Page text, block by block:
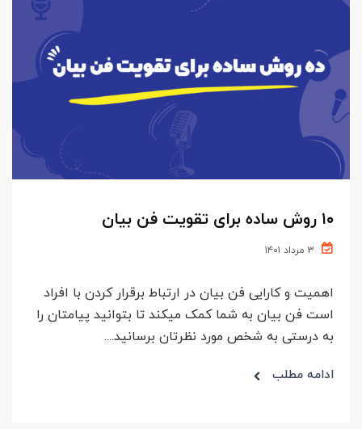
۱۰ روش ساده برای تقویت فن بیان
اهمیت و کارایی فن بیان در ارتباط برقرار کردن با افراد
است فن بیان به شما کمک میکند تا بتوانید پیامتان را
به درستی به شخص مورد نظرتان برسانید....
ادامه مطلب